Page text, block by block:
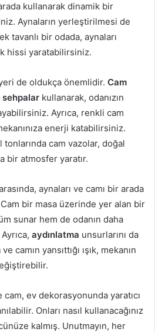
kullanarak dinamik bir
Aynaların yerleştirilmesi de
tavanlı bir odada, aynaları
hissi yaratabilirsiniz.
de oldukça önemlidir. Cam
sehpalar kullanarak, odanızın
Ayrıca, renkli cam
enerji katabilirsiniz.
cam vazolar, doğal
bir atmosfer yaratır.
aynaları ve camı bir arada
bir masa üzerinde yer alan bir
sunar hem de odanın daha
aydınlatma unsurlarını da
camın yansıttığı ışık, mekanın
ev dekorasyonunda yaratıcı
Onları nasıl kullanacağınız
kalmış. Unutmayın, her